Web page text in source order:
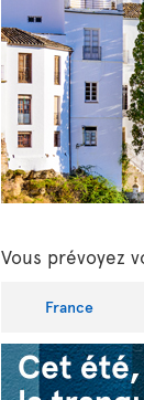
Vous prévoyez
France